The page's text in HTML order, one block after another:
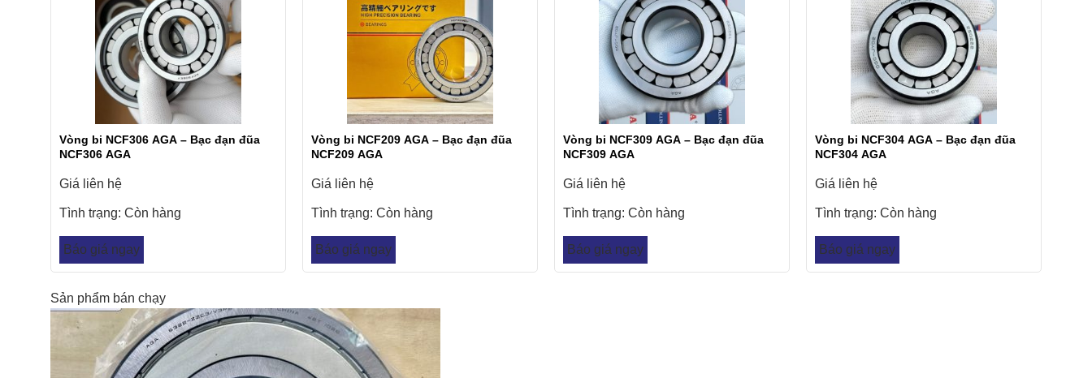
Vòng bi NCF306 AGA – Bạc đạn đũa
NCF306 AGA
Giá liên hệ
Tình trạng: Còn hàng
Báo giá ngay
Vòng bi NCF209 AGA – Bạc đạn đũa
NCF209 AGA
Giá liên hệ
Tình trạng: Còn hàng
Báo giá ngay
Vòng bi NCF309 AGA – Bạc đạn đũa
NCF309 AGA
Giá liên hệ
Tình trạng: Còn hàng
Báo giá ngay
Vòng bi NCF304 AGA – Bạc đạn đũa
NCF304 AGA
Giá liên hệ
Tình trạng: Còn hàng
Báo giá ngay
Sản phẩm bán chạy